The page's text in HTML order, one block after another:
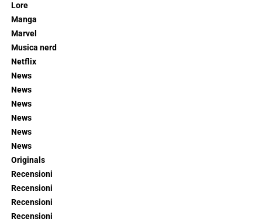
Lore
Manga
Marvel
Musica nerd
Netflix
News
News
News
News
News
News
Originals
Recensioni
Recensioni
Recensioni
Recensioni